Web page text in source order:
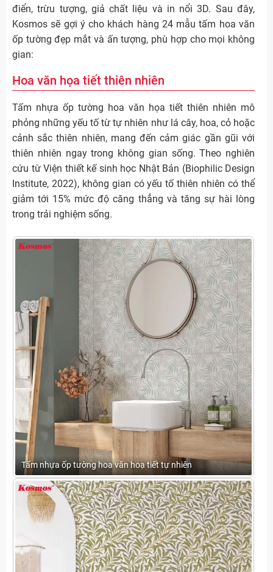
điển, trừu tượng, giả chất liệu và in nổi 3D. Sau đây,
Kosmos sẽ gợi ý cho khách hàng 24 mẫu tấm hoa văn
ốp tường đẹp mắt và ấn tượng, phù hợp cho mọi không
gian:
Hoa văn họa tiết thiên nhiên
Tấm nhựa ốp tường hoa văn họa tiết thiên nhiên mô
phỏng những yếu tố từ tự nhiên như lá cây, hoa, cỏ hoặc
cảnh sắc thiên nhiên, mang đến cảm giác gần gũi với
thiên nhiên ngay trong không gian sống. Theo nghiên
cứu từ Viện thiết kế sinh học Nhật Bản (Biophilic Design
Institute, 2022), không gian có yếu tố thiên nhiên có thể
giảm tới 15% mức độ căng thẳng và tăng sự hài lòng
trong trải nghiệm sống.
Tấm nhựa ốp tường hoa văn hoạ tiết tự nhiên